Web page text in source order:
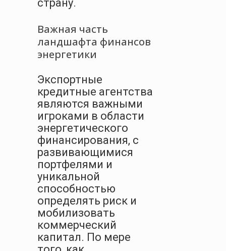
страну.
Важная часть
ландшафта финансов
энергетики
Экспортные
кредитные агентства
являются важными
игроками в области
энергетического
финансирования, с
развивающимися
портфелями и
уникальной
способностью
определять риск и
мобилизовать
коммерческий
капитал. По мере